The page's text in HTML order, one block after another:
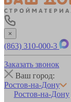
×
(863) 310-000-3
Заказать звонок
Ваш город:
Ростов-на-Дону
Ростов-на-Дону